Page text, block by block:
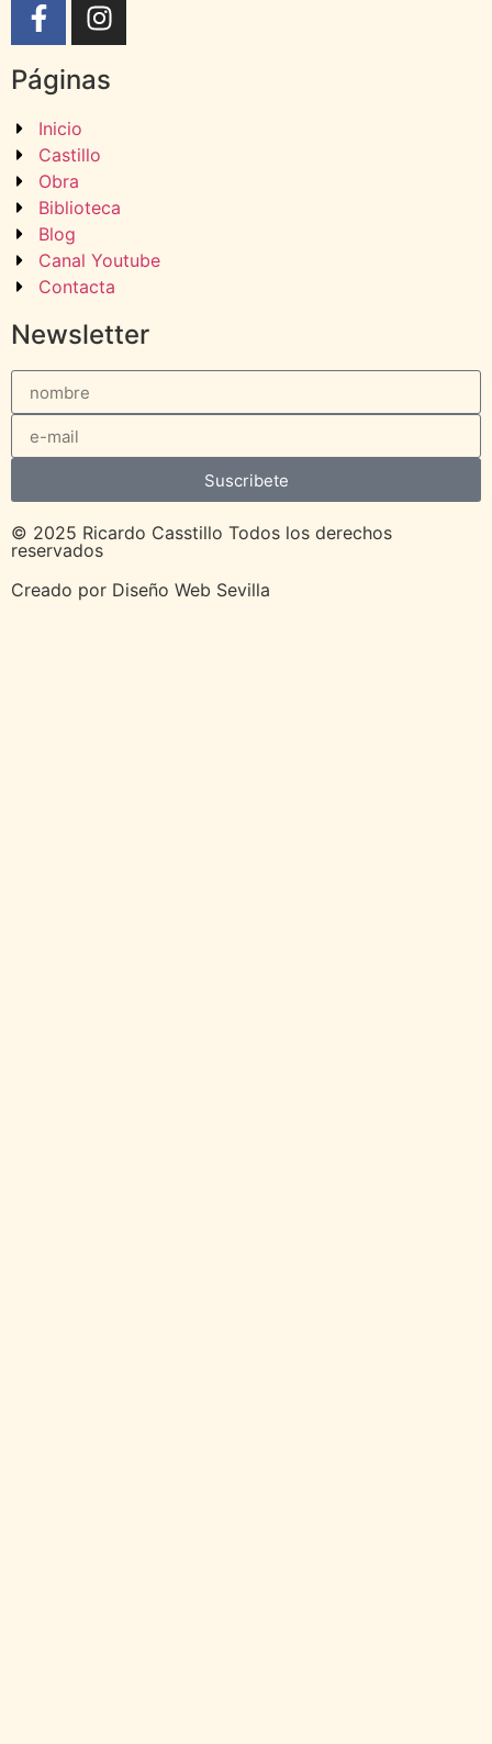
Páginas
Inicio
Castillo
Obra
Biblioteca
Blog
Canal Youtube
Contacta
Newsletter
Suscribete
© 2025 Ricardo Casstillo Todos los derechos
reservados
Creado por Diseño Web Sevilla